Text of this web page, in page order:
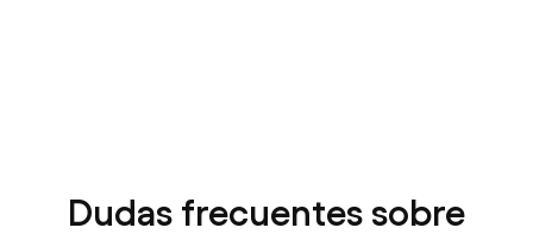
Dudas frecuentes sobre